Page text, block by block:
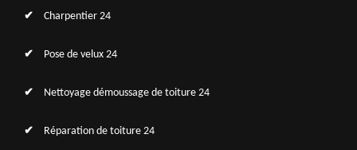
Charpentier 24
Pose de velux 24
Nettoyage démoussage de toiture 24
Réparation de toiture 24